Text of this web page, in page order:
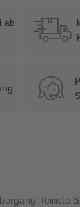
ab
feinste